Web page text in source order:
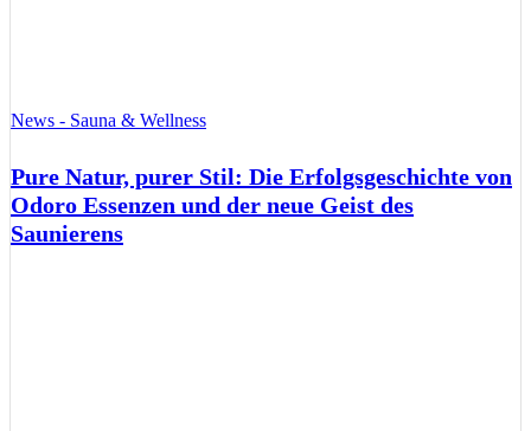
News - Sauna & Wellness
Pure Natur, purer Stil: Die Erfolgsgeschichte von
Odoro Essenzen und der neue Geist des
Saunierens